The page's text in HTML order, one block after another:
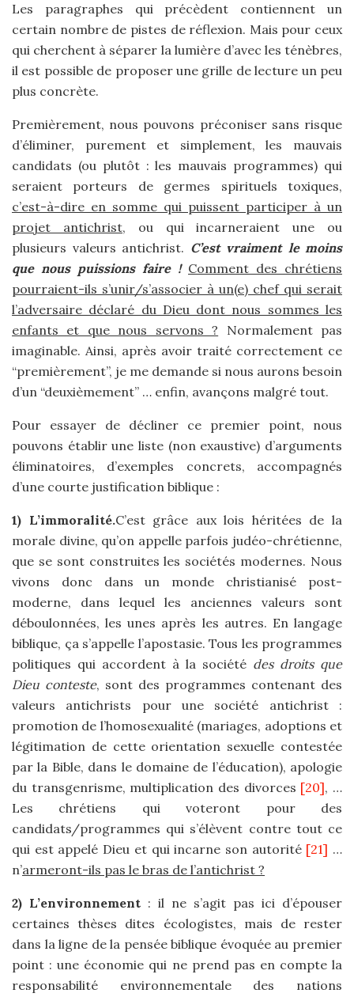
Les paragraphes qui précèdent contiennent un
certain nombre de pistes de réflexion. Mais pour ceux
qui cherchent à séparer la lumière d’avec les ténèbres,
il est possible de proposer une grille de lecture un peu
plus concrète.
Premièrement, nous pouvons préconiser sans risque
d’éliminer, purement et simplement, les mauvais
candidats (ou plutôt : les mauvais programmes) qui
seraient porteurs de germes spirituels toxiques,
c’est-à-dire en somme qui puissent participer à un
projet antichrist, ou qui incarneraient une ou
plusieurs valeurs antichrist. C’est vraiment le moins
que nous puissions faire ! Comment des chrétiens
pourraient-ils s’unir/s’associer à un(e) chef qui serait
l’adversaire déclaré du Dieu dont nous sommes les
enfants et que nous servons ? Normalement pas
imaginable. Ainsi, après avoir traité correctement ce
“premièrement”, je me demande si nous aurons besoin
d’un “deuxièmement” … enfin, avançons malgré tout.
Pour essayer de décliner ce premier point, nous
pouvons établir une liste (non exaustive) d’arguments
éliminatoires, d’exemples concrets, accompagnés
d’une courte justification biblique :
1) L’immoralité.C’est grâce aux lois héritées de la
morale divine, qu’on appelle parfois judéo-chrétienne,
que se sont construites les sociétés modernes. Nous
vivons donc dans un monde christianisé post-
moderne, dans lequel les anciennes valeurs sont
déboulonnées, les unes après les autres. En langage
biblique, ça s’appelle l’apostasie. Tous les programmes
politiques qui accordent à la société des droits que
Dieu conteste, sont des programmes contenant des
valeurs antichrists pour une société antichrist :
promotion de l’homosexualité (mariages, adoptions et
légitimation de cette orientation sexuelle contestée
par la Bible, dans le domaine de l’éducation), apologie
du transgenrisme, multiplication des divorces [20], …
Les chrétiens qui voteront pour des
candidats/programmes qui s’élèvent contre tout ce
qui est appelé Dieu et qui incarne son autorité [21] …
n’armeront-ils pas le bras de l’antichrist ?
2) L’environnement : il ne s’agit pas ici d’épouser
certaines thèses dites écologistes, mais de rester
dans la ligne de la pensée biblique évoquée au premier
point : une économie qui ne prend pas en compte la
responsabilité environnementale des nations